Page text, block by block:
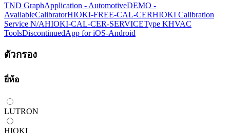
TND GraphApplication - AutomotiveDEMO -
AvailableCalibratorHIOKI-FREE-CAL-CERHIOKI Calibration
Service N/AHIOKI-CAL-CER-SERVICEType KHVAC
ToolsDiscontinuedApp for iOS-Android
ตัวกรอง
ยี่ห้อ
LUTRON
HIOKI